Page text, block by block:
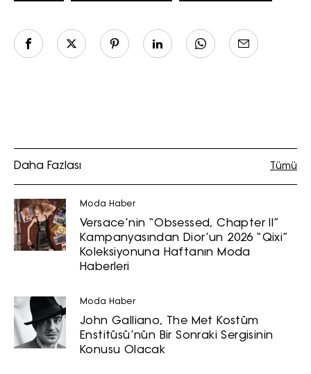
Turkuvaz Haberleşme ve Yayıncılık
elektronik ileti gönderiminin e-posta
yoluyla tarafıma yapılmasına onay
ve bu kapsamda/ amaçla ad/
soyad ve e-posta adresi verilerimin
işlenmesine açık rıza veriyorum.
Daha Fazlası Tümü
Moda Haber
Versace’nin “Obsessed, Chapter II”
Kampanyasından Dior’un 2026 “Qixi”
Koleksiyonuna Haftanın Moda
Haberleri
Moda Haber
John Galliano, The Met Kostüm
Enstitüsü’nün Bir Sonraki Sergisinin
Konusu Olacak